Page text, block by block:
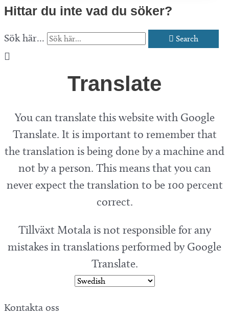
Hittar du inte vad du söker?
Sök här... Search
Translate
You can translate this website with Google
Translate. It is important to remember that
the translation is being done by a machine and
not by a person. This means that you can
never expect the translation to be 100 percent
correct.
Tillväxt Motala is not responsible for any
mistakes in translations performed by Google
Translate.
Kontakta oss